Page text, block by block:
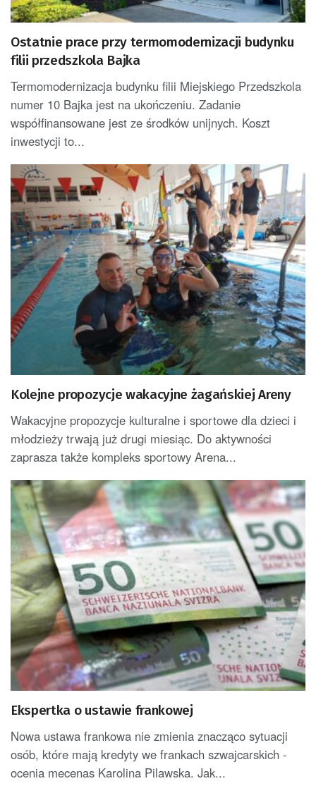
Ostatnie prace przy termomodernizacji budynku
filii przedszkola Bajka
Termomodernizacja budynku filii Miejskiego Przedszkola
numer 10 Bajka jest na ukończeniu. Zadanie
współfinansowane jest ze środków unijnych. Koszt
inwestycji to...
Kolejne propozycje wakacyjne żagańskiej Areny
Wakacyjne propozycje kulturalne i sportowe dla dzieci i
młodzieży trwają już drugi miesiąc. Do aktywności
zaprasza także kompleks sportowy Arena...
Ekspertka o ustawie frankowej
Nowa ustawa frankowa nie zmienia znacząco sytuacji
osób, które mają kredyty we frankach szwajcarskich -
ocenia mecenas Karolina Pilawska. Jak...